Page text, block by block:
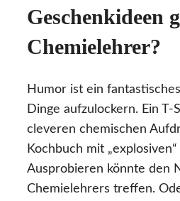
Geschenkideen
Chemielehrer?
Humor ist ein
Dinge aufzulockern. Ein T-
cleveren chemischen
Kochbuch mit
Ausprobieren könnte den
Chemielehrers treffen.